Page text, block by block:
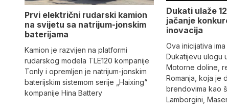
Prvi električni rudarski kamion
na svijetu sa natrijum-jonskim
baterijama
Kamion je razvijen na platformi
rudarskog modela TLE120 kompanije
Tonly i opremljen je natrijum-jonskim
baterijskim sistemom serije „Haixing“
kompanije Hina Battery
Dukati ulaže
jačanje
inovacija
Ova inicijativa
Dukatijevu ulogu
Motorne doline,
Romanja, koja je
brendovima kao
Lamborgini,